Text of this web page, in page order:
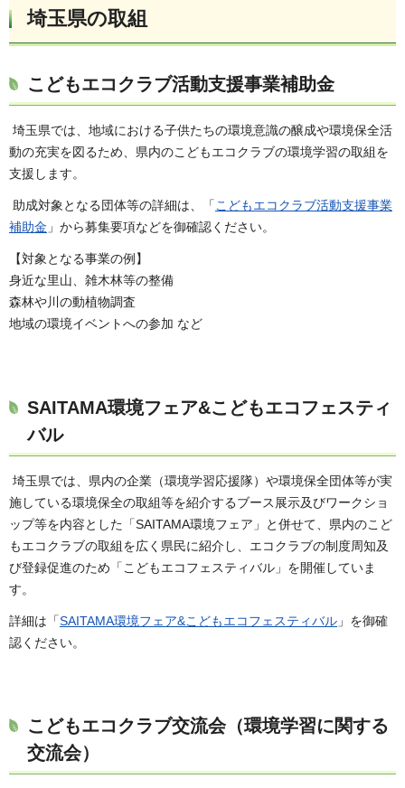
埼玉県の取組
こどもエコクラブ活動支援事業補助金
埼玉県では、地域における子供たちの環境意識の醸成や環境保全活
動の充実を図るため、県内のこどもエコクラブの環境学習の取組を
支援します。
助成対象となる団体等の詳細は、「 こどもエコクラブ活動支援事業
補助金 」から募集要項などを御確認ください。
【対象となる事業の例】
身近な里山、雑木林等の整備
森林や川の動植物調査
地域の環境イベントへの参加 など
SAITAMA環境フェア&こどもエコフェスティ
バル
埼玉県では、県内の企業（環境学習応援隊）や環境保全団体等が実
施している環境保全の取組等を紹介するブース展示及びワークショ
ップ等を内容とした「SAITAMA環境フェア」と併せて、県内のこど
もエコクラブの取組を広く県民に紹介し、エコクラブの制度周知及
び登録促進のため「こどもエコフェスティバル」を開催していま
す。
詳細は「SAITAMA環境フェア&こどもエコフェスティバル 」を御確
認ください。
こどもエコクラブ交流会（環境学習に関する
交流会）